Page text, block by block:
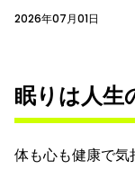
2026年07月01日
眠りは人生
体も心も健康で気